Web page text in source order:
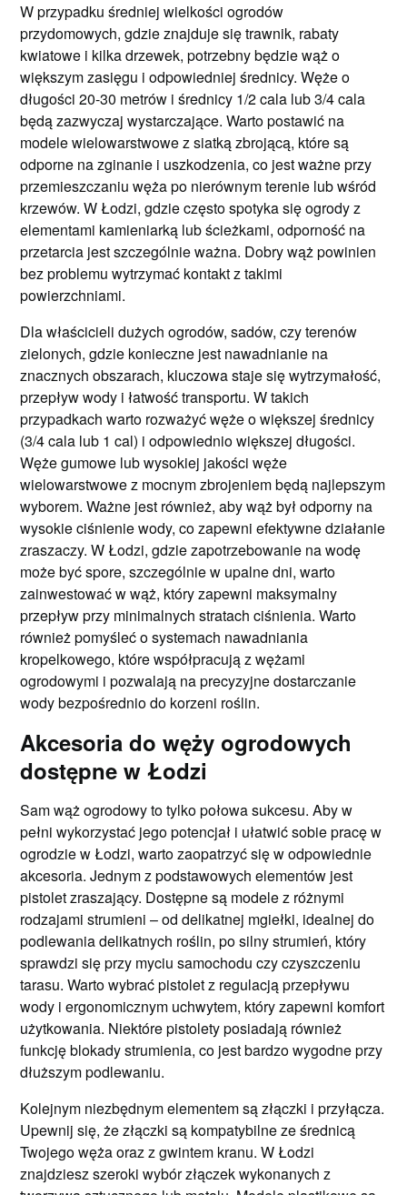
W przypadku średniej wielkości ogrodów
przydomowych, gdzie znajduje się trawnik, rabaty
kwiatowe i kilka drzewek, potrzebny będzie wąż o
większym zasięgu i odpowiedniej średnicy. Węże o
długości 20-30 metrów i średnicy 1/2 cala lub 3/4 cala
będą zazwyczaj wystarczające. Warto postawić na
modele wielowarstwowe z siatką zbrojącą, które są
odporne na zginanie i uszkodzenia, co jest ważne przy
przemieszczaniu węża po nierównym terenie lub wśród
krzewów. W Łodzi, gdzie często spotyka się ogrody z
elementami kamieniarką lub ścieżkami, odporność na
przetarcia jest szczególnie ważna. Dobry wąż powinien
bez problemu wytrzymać kontakt z takimi
powierzchniami.
Dla właścicieli dużych ogrodów, sadów, czy terenów
zielonych, gdzie konieczne jest nawadnianie na
znacznych obszarach, kluczowa staje się wytrzymałość,
przepływ wody i łatwość transportu. W takich
przypadkach warto rozważyć węże o większej średnicy
(3/4 cala lub 1 cal) i odpowiednio większej długości.
Węże gumowe lub wysokiej jakości węże
wielowarstwowe z mocnym zbrojeniem będą najlepszym
wyborem. Ważne jest również, aby wąż był odporny na
wysokie ciśnienie wody, co zapewni efektywne działanie
zraszaczy. W Łodzi, gdzie zapotrzebowanie na wodę
może być spore, szczególnie w upalne dni, warto
zainwestować w wąż, który zapewni maksymalny
przepływ przy minimalnych stratach ciśnienia. Warto
również pomyśleć o systemach nawadniania
kropelkowego, które współpracują z wężami
ogrodowymi i pozwalają na precyzyjne dostarczanie
wody bezpośrednio do korzeni roślin.
Akcesoria do węży ogrodowych
dostępne w Łodzi
Sam wąż ogrodowy to tylko połowa sukcesu. Aby w
pełni wykorzystać jego potencjał i ułatwić sobie pracę w
ogrodzie w Łodzi, warto zaopatrzyć się w odpowiednie
akcesoria. Jednym z podstawowych elementów jest
pistolet zraszający. Dostępne są modele z różnymi
rodzajami strumieni – od delikatnej mgiełki, idealnej do
podlewania delikatnych roślin, po silny strumień, który
sprawdzi się przy myciu samochodu czy czyszczeniu
tarasu. Warto wybrać pistolet z regulacją przepływu
wody i ergonomicznym uchwytem, który zapewni komfort
użytkowania. Niektóre pistolety posiadają również
funkcję blokady strumienia, co jest bardzo wygodne przy
dłuższym podlewaniu.
Kolejnym niezbędnym elementem są złączki i przyłącza.
Upewnij się, że złączki są kompatybilne ze średnicą
Twojego węża oraz z gwintem kranu. W Łodzi
znajdziesz szeroki wybór złączek wykonanych z